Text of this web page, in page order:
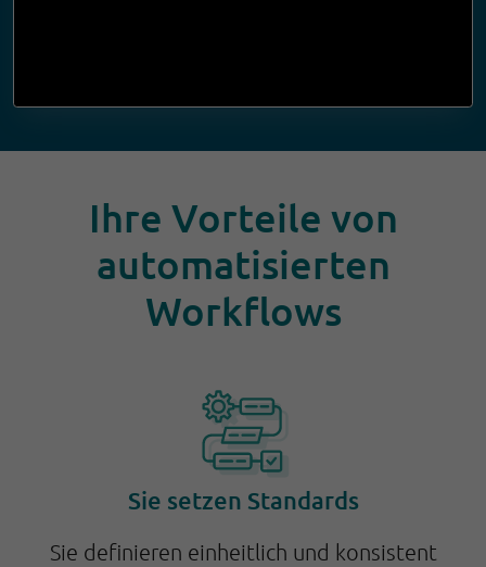
Ihre Vorteile von
automatisierten
Workflows
Sie setzen Standards
Sie definieren einheitlich und konsistent